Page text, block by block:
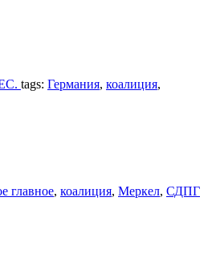
tags: Германия, коалиция,
главное, коалиция, Меркел, СДПГ